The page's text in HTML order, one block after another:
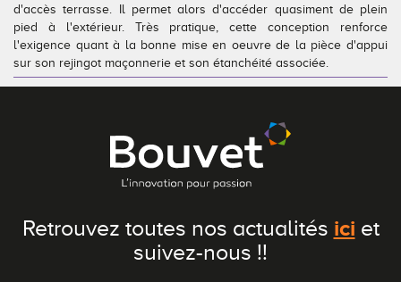
d'accès terrasse. Il permet alors d'accéder quasiment de plein
pied à l'extérieur. Très pratique, cette conception renforce
l'exigence quant à la bonne mise en oeuvre de la pièce d'appui
sur son rejingot maçonnerie et son étanchéité associée.
Retrouvez toutes nos actualités ici et
suivez-nous !!